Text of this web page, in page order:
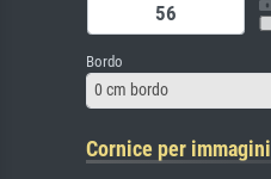
Bordo
0 cm bordo
Cornice per immagini